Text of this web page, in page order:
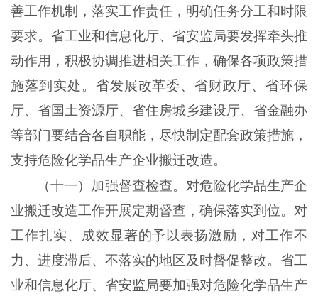
善工作机制，落实工作责任，明确任务分工和时限
要求。省工业和信息化厅、省安监局要发挥牵头推
动作用，积极协调推进相关工作，确保各项政策措
施落到实处。省发展改革委、省财政厅、省环保
厅、省国土资源厅、省住房城乡建设厅、省金融办
等部门要结合各自职能，尽快制定配套政策措施，
支持危险化学品生产企业搬迁改造。
（十一）加强督查检查。对危险化学品生产企
业搬迁改造工作开展定期督查，确保落实到位。对
工作扎实、成效显著的予以表扬激励，对工作不
力、进度滞后、不落实的地区及时督促整改。省工
业和信息化厅、省安监局要加强对危险化学品生产